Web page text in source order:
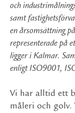
och
samt
en årsomsättning
representerade på
ligger i Kalmar.
enligt ISO9001,
Vi har alltid ett
måleri och golv.